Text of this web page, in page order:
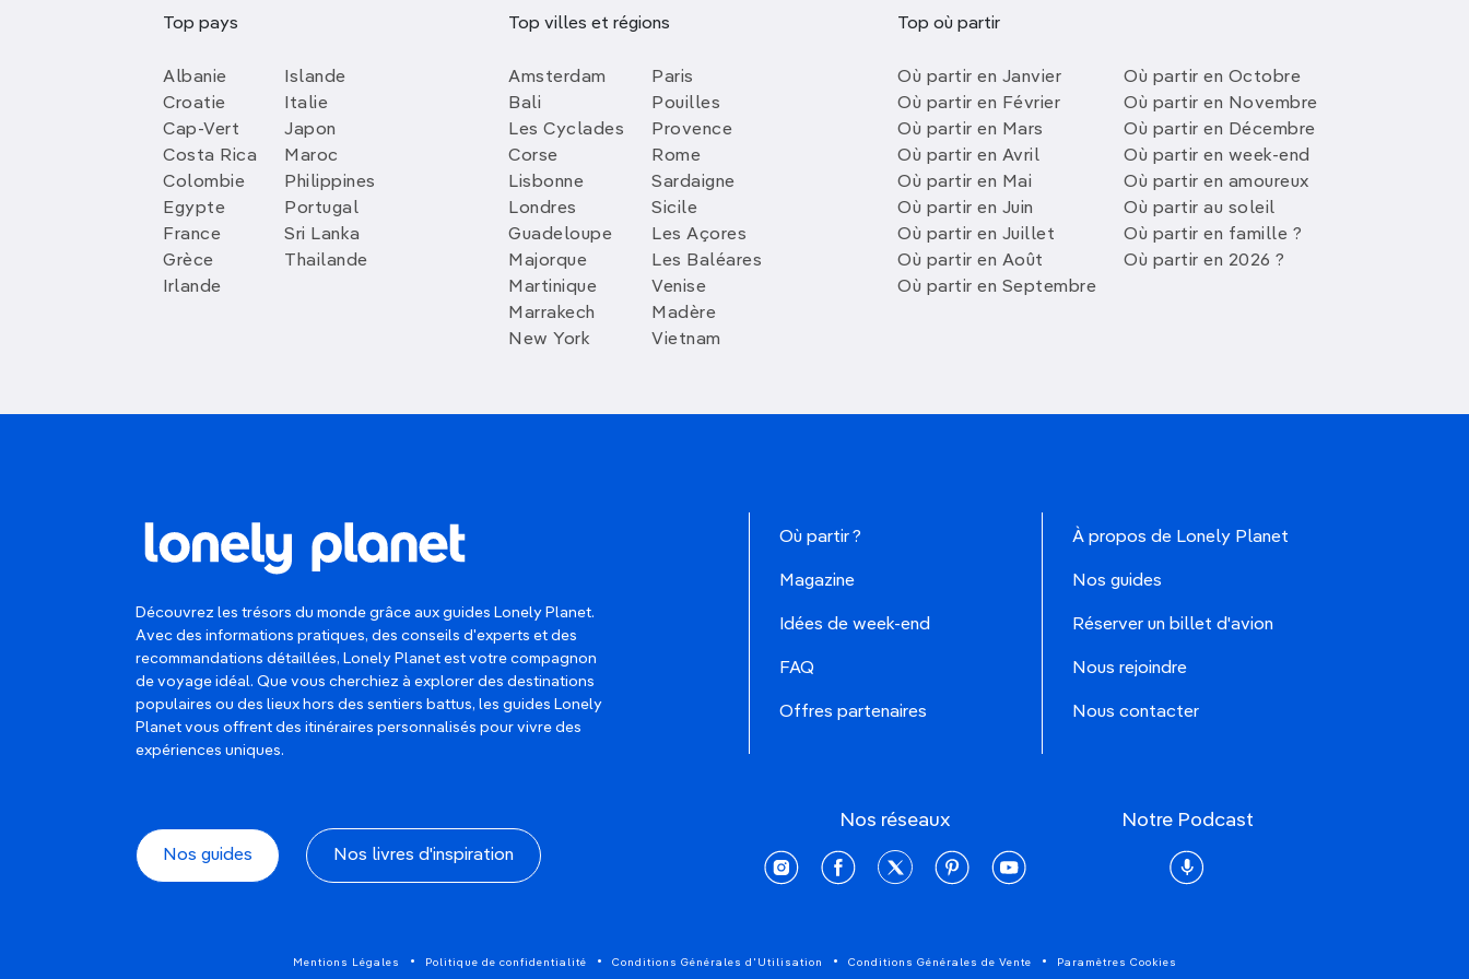
Top pays
Albanie
Croatie
Cap-Vert
Costa Rica
Colombie
Egypte
France
Grèce
Irlande
Islande
Italie
Japon
Maroc
Philippines
Portugal
Sri Lanka
Thailande
Top villes et régions
Amsterdam
Bali
Les Cyclades
Corse
Lisbonne
Londres
Guadeloupe
Majorque
Martinique
Marrakech
New York
Paris
Pouilles
Provence
Rome
Sardaigne
Sicile
Les Açores
Les Baléares
Venise
Madère
Vietnam
Top où partir
Où partir en Janvier
Où partir en Février
Où partir en Mars
Où partir en Avril
Où partir en Mai
Où partir en Juin
Où partir en Juillet
Où partir en Août
Où partir en Septembre
Où partir en Octobre
Où partir en Novembre
Où partir en Décembre
Où partir en week-end
Où partir en amoureux
Où partir au soleil
Où partir en famille ?
Où partir en 2026 ?
Découvrez les trésors du monde grâce aux guides Lonely Planet.
Avec des informations pratiques, des conseils d'experts et des
recommandations détaillées, Lonely Planet est votre compagnon
de voyage idéal. Que vous cherchiez à explorer des destinations
populaires ou des lieux hors des sentiers battus, les guides Lonely
Planet vous offrent des itinéraires personnalisés pour vivre des
expériences uniques.
Nos guides Nos livres d'inspiration
Où partir ?
Magazine
Idées de week-end
FAQ
Offres partenaires
À propos de Lonely Planet
Nos guides
Réserver un billet d'avion
Nous rejoindre
Nous contacter
Nos réseaux
instagramfacebooktwitter pinterestyoutube
Notre Podcast
Podcast
Mentions Légales Politique de confidentialité Conditions Générales d'Utilisation Conditions Générales de Vente Paramètres Cookies